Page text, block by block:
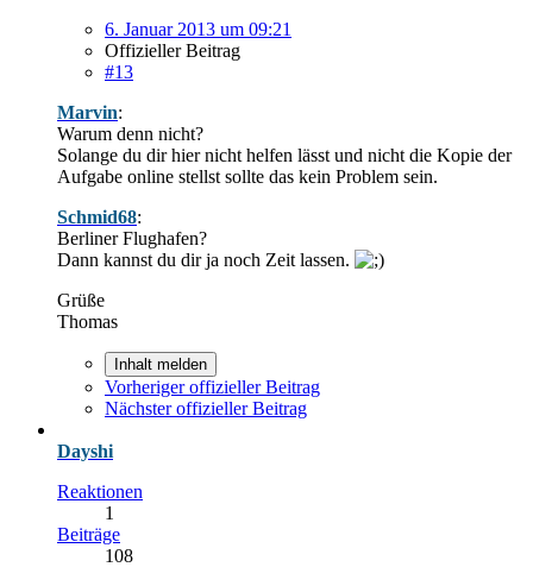
6. Januar 2013 um 09:21
Offizieller Beitrag
#13
Marvin:
Warum denn nicht?
Solange du dir hier nicht helfen lässt und nicht die Kopie der
Aufgabe online stellst sollte das kein Problem sein.
Schmid68:
Berliner Flughafen?
Dann kannst du dir ja noch Zeit lassen.
Grüße
Thomas
Inhalt melden
Vorheriger offizieller Beitrag
Nächster offizieller Beitrag
Dayshi
Reaktionen
1
Beiträge
108